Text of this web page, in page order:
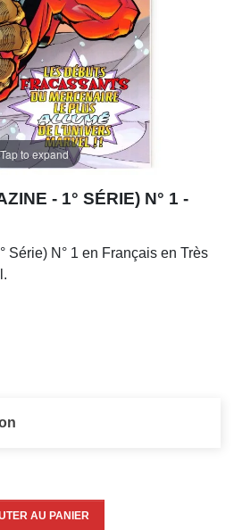
Tap to expand
- 1° SÉRIE) N° 1 -
Série) N° 1 en Français en Très
AU PANIER